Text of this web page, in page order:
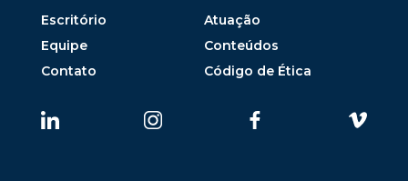
Escritório
Atuação
Equipe
Conteúdos
Contato
Código de Ética